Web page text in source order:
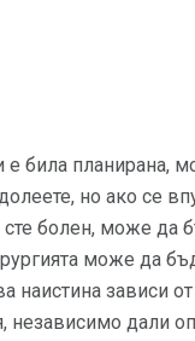
е била планирана,
но ако се
сте болен, може да
може да
наистина зависи
независимо дали